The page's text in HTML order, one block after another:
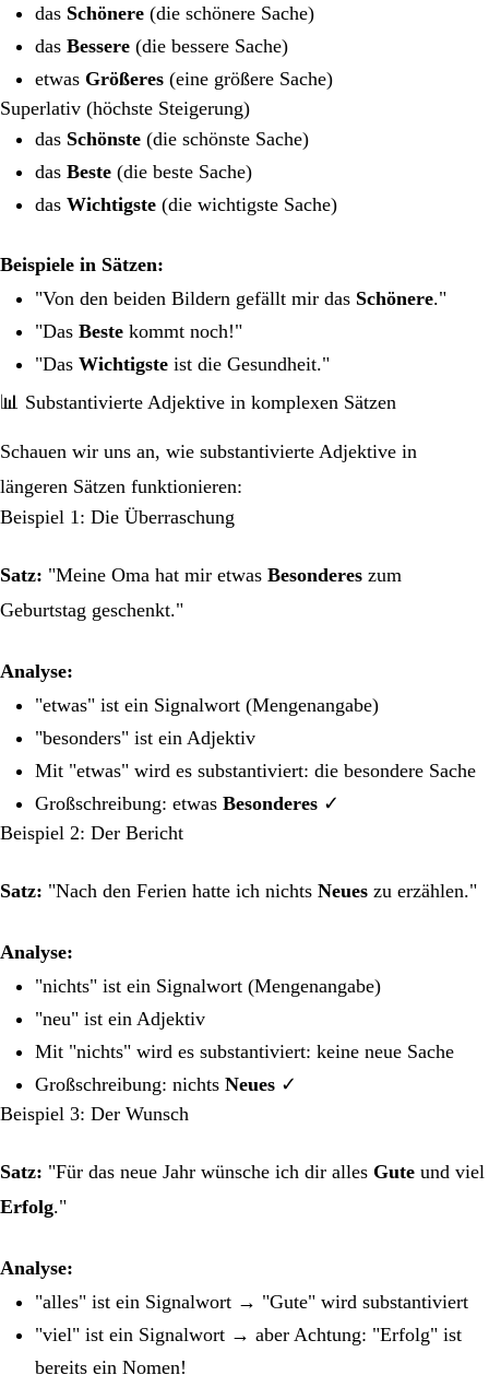
das Schönere (die schönere Sache)
das Bessere (die bessere Sache)
etwas Größeres (eine größere Sache)
Superlativ (höchste Steigerung)
das Schönste (die schönste Sache)
das Beste (die beste Sache)
das Wichtigste (die wichtigste Sache)
Beispiele in Sätzen:
"Von den beiden Bildern gefällt mir das Schönere."
"Das Beste kommt noch!"
"Das Wichtigste ist die Gesundheit."
📊 Substantivierte Adjektive in komplexen Sätzen
Schauen wir uns an, wie substantivierte Adjektive in
längeren Sätzen funktionieren:
Beispiel 1: Die Überraschung
Satz: "Meine Oma hat mir etwas Besonderes zum
Geburtstag geschenkt."
Analyse:
"etwas" ist ein Signalwort (Mengenangabe)
"besonders" ist ein Adjektiv
Mit "etwas" wird es substantiviert: die besondere Sache
Großschreibung: etwas Besonderes ✓
Beispiel 2: Der Bericht
Satz: "Nach den Ferien hatte ich nichts Neues zu erzählen."
Analyse:
"nichts" ist ein Signalwort (Mengenangabe)
"neu" ist ein Adjektiv
Mit "nichts" wird es substantiviert: keine neue Sache
Großschreibung: nichts Neues ✓
Beispiel 3: Der Wunsch
Satz: "Für das neue Jahr wünsche ich dir alles Gute und viel
Erfolg."
Analyse:
"alles" ist ein Signalwort → "Gute" wird substantiviert
"viel" ist ein Signalwort → aber Achtung: "Erfolg" ist
bereits ein Nomen!